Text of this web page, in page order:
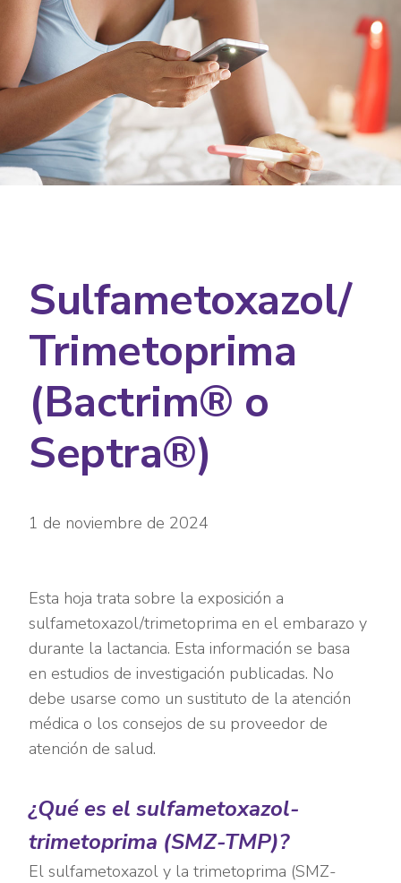
Sulfametoxazol/
Trimetoprima
(Bactrim® o
Septra®)
1 de noviembre de 2024
Esta hoja trata sobre la exposición a
sulfametoxazol/trimetoprima en el embarazo y
durante la lactancia. Esta información se basa
en estudios de investigación publicadas. No
debe usarse como un sustituto de la atención
médica o los consejos de su proveedor de
atención de salud.
¿Qué es el sulfametoxazol-
trimetoprima (SMZ-TMP)?
El sulfametoxazol y la trimetoprima (SMZ-